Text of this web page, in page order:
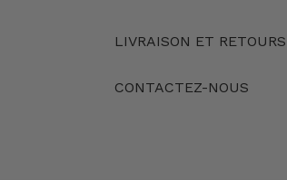
LIVRAISON ET RETOURS
CONTACTEZ-NOUS